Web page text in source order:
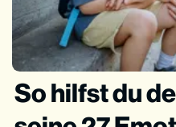
So hilfst du